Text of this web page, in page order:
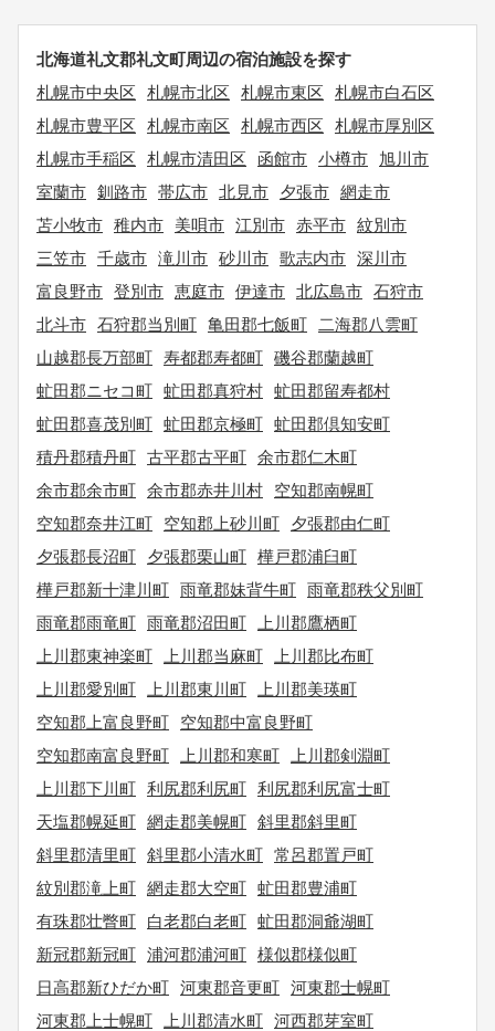
北海道礼文郡礼文町周辺の宿泊施設を探す
札幌市中央区
札幌市北区 札幌市東区
札幌市白石区
札幌市豊平区
札幌市南区 札幌市西区
札幌市厚別区
札幌市手稲区
札幌市清田区 函館市 小樽市
旭川市
室蘭市 釧路市 帯広市 北見市 夕張市 網走市
苫小牧市 稚内市 美唄市 江別市 赤平市 紋別市
三笠市 千歳市 滝川市 砂川市 歌志内市 深川市
富良野市 登別市 恵庭市 伊達市 北広島市 石狩市
北斗市 石狩郡当別町 亀田郡七飯町
二海郡八雲町
山越郡長万部町 寿都郡寿都町 磯谷郡蘭越町
虻田郡ニセコ町 虻田郡真狩村 虻田郡留寿都村
虻田郡喜茂別町 虻田郡京極町 虻田郡倶知安町
積丹郡積丹町 古平郡古平町 余市郡仁木町
余市郡余市町 余市郡赤井川村
空知郡南幌町
空知郡奈井江町
空知郡上砂川町
夕張郡由仁町
夕張郡長沼町
夕張郡栗山町 樺戸郡浦臼町
樺戸郡新十津川町 雨竜郡妹背牛町 雨竜郡秩父別町
雨竜郡雨竜町 雨竜郡沼田町
上川郡鷹栖町
上川郡東神楽町
上川郡当麻町
上川郡比布町
上川郡愛別町
上川郡東川町
上川郡美瑛町
空知郡上富良野町
空知郡中富良野町
空知郡南富良野町
上川郡和寒町
上川郡剣淵町
上川郡下川町 利尻郡利尻町 利尻郡利尻富士町
天塩郡幌延町 網走郡美幌町 斜里郡斜里町
斜里郡清里町 斜里郡小清水町 常呂郡置戸町
紋別郡滝上町 網走郡大空町 虻田郡豊浦町
有珠郡壮瞥町
白老郡白老町 虻田郡洞爺湖町
新冠郡新冠町 浦河郡浦河町 様似郡様似町
日高郡新ひだか町 河東郡音更町 河東郡士幌町
河東郡上士幌町
上川郡清水町 河西郡芽室町